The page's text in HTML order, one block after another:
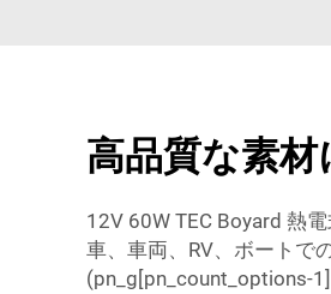
高品質な素
12V 60W TEC Boyard 熱
車、車両、RV、ボートで
(pn_g[pn_count_options-